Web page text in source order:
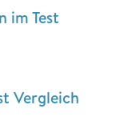
im Test
Vergleich